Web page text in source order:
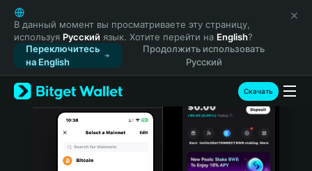
English
日本語
Tiếng Việt
Русский
Español (Latinoamérica)
Türkçe
Italiano
В данный момент вы просматриваете эту страницу,
используя Русский язык. Хотите перейти на English?
Переключитесь
на English
Продолжить использовать
Русский
Скачать